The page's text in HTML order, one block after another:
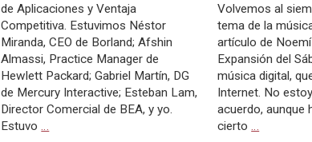
de Aplicaciones y Ventaja
Competitiva. Estuvimos Néstor
Miranda, CEO de Borland; Afshin
Almassi, Practice Manager de
Hewlett Packard; Gabriel Martín, DG
de Mercury Interactive; Esteban Lam,
Director Comercial de BEA, y yo.
Estuvo…
Volvemos al
tema de la
artículo de
Expansión del
música digital,
Internet. No
acuerdo, aunque
cierto…